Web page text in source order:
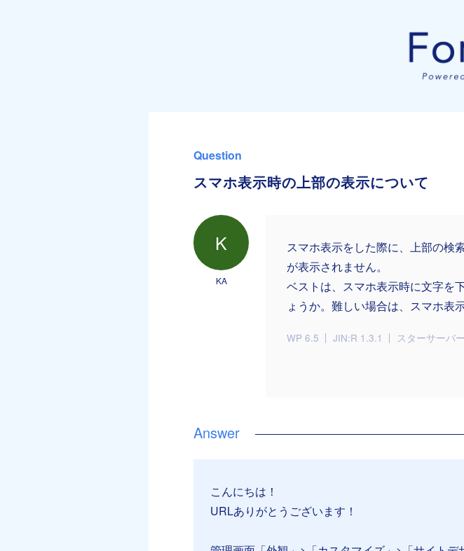
Question
スマホ表示時の上部の表示について
K
KA
スマホ表示をした際に、上部の検
が表示されません。
ベストは、スマホ表示時に文字を
ょうか。難しい場合は、スマホ表
WP 6.5 JIN:R 1.3.1 スターサーバー
こんにちは！
URLありがとうございます！